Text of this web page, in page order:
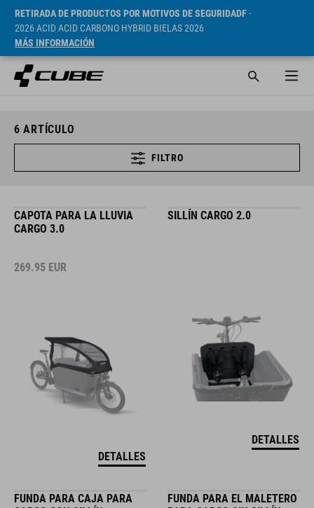
RETIRADA DE PRODUCTOS POR MOTIVOS DE SEGURIDADF-
2026 ACID ACID CARBONO HYBRID BIELAS 2026
MÁS INFORMACIÓN
6 ARTÍCULO
FILTRO
CAPOTA PARA LA LLUVIA
CARGO 3.0
269.95 EUR
DETALLES
SILLÍN CARGO 2.0
DETALLES
FUNDA PARA CAJA PARA
FUNDA PARA EL MALETERO